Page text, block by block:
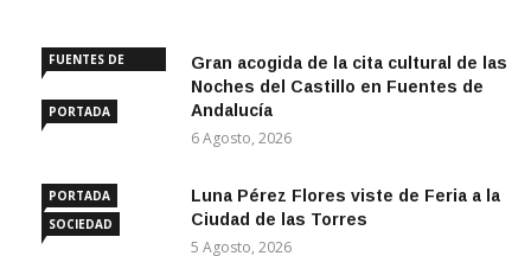
FUENTES DE
PORTADA
Gran acogida de la cita cultural de las
Noches del Castillo en Fuentes de
Andalucía
6 Agosto, 2026
PORTADA
SOCIEDAD
Luna Pérez Flores viste de Feria a la
Ciudad de las Torres
5 Agosto, 2026